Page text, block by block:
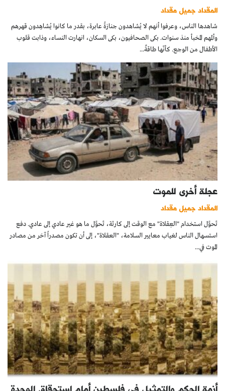
المقداد جميل مقداد
شاهدها الناس، وعرفوا أنهم لا يُشاهدون جنازةً عابرة، بقدر ما كانوا يُشاهِدون قهرهم
وألمهم المخبأ منذ سنوات. بكى الصحافيون، بكى السكان، انهارت النساء، وذابت قلوب
الأطفال من الوجع. كأنّها طاقةٌ...
عجلة أخرى للموت
المقداد جميل مقداد
تَحوَّل استخدام "العِقلاة" مع الوقت إلى كارثة، تَحوَّل ما هو غير عادي إلى عادي. دفع
استسهال الناس لغياب معايير السلامة، "العقلاة"، إلى أن تكون مصدراً آخر من مصادر
الموت في...